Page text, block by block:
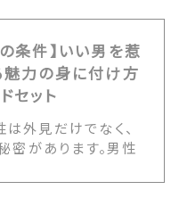
条件】いい男を惹
魅力の身に付け方
セット
外見だけでなく、
密があります。男性
れ女性になるための